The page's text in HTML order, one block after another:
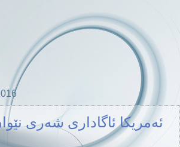
ئەمریکا ئاگاداری شەری